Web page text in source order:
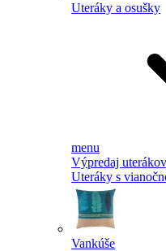
Uteráky a osušky
menu
Výpredaj
Uteráky s
Vankúše